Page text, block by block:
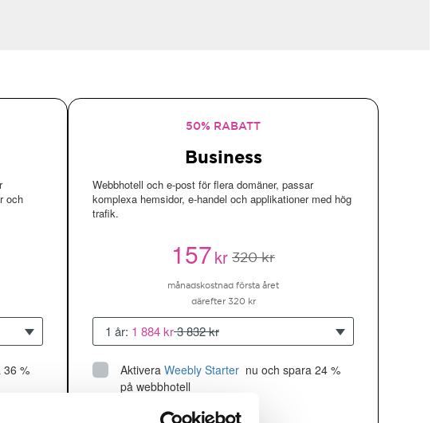
och
36 %
50% RABATT
Business
Webbhotell och e-post för flera domäner, passar
komplexa hemsidor, e-handel och applikationer med hög
trafik.
157kr 320 kr
månadskostnad första året
därefter 320 kr
1 år: 1 884 kr3 832 kr
Aktivera Weebly Starter nu och spara 24 %
på webbhotell
Upp till 10 hemsidor/domäner